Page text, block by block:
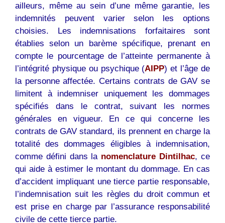
ailleurs, même au sein d’une même garantie, les
indemnités peuvent varier selon les options
choisies. Les indemnisations forfaitaires sont
établies selon un barème spécifique, prenant en
compte le pourcentage de l’atteinte permanente à
l’intégrité physique ou psychique (AIPP) et l’âge de
la personne affectée. Certains contrats de GAV se
limitent à indemniser uniquement les dommages
spécifiés dans le contrat, suivant les normes
générales en vigueur. En ce qui concerne les
contrats de GAV standard, ils prennent en charge la
totalité des dommages éligibles à indemnisation,
comme défini dans la nomenclature Dintilhac, ce
qui aide à estimer le montant du dommage. En cas
d’accident impliquant une tierce partie responsable,
l’indemnisation suit les règles du droit commun et
est prise en charge par l’assurance responsabilité
civile de cette tierce partie.